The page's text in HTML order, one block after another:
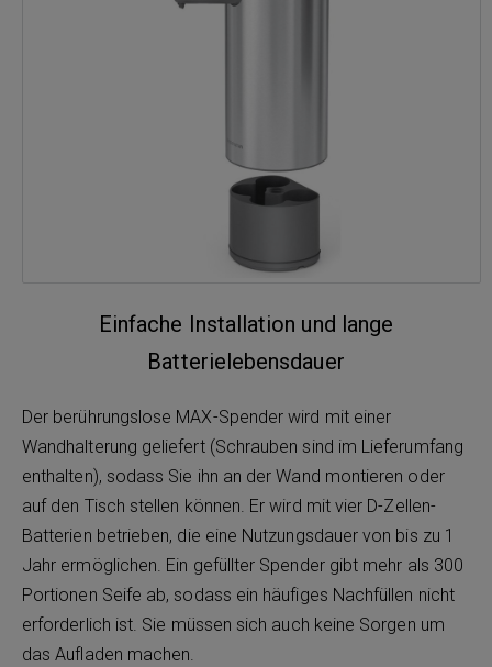
Einfache Installation und lange
Batterielebensdauer
Der berührungslose MAX-Spender wird mit einer
Wandhalterung geliefert (Schrauben sind im Lieferumfang
enthalten), sodass Sie ihn an der Wand montieren oder
auf den Tisch stellen können. Er wird mit vier D-Zellen-
Batterien betrieben, die eine Nutzungsdauer von bis zu 1
Jahr ermöglichen. Ein gefüllter Spender gibt mehr als 300
Portionen Seife ab, sodass ein häufiges Nachfüllen nicht
erforderlich ist. Sie müssen sich auch keine Sorgen um
das Aufladen machen.